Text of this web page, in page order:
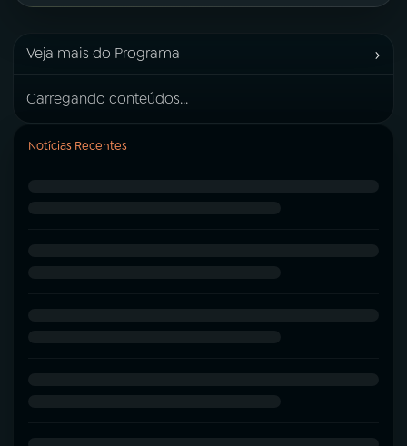
Veja mais do Programa ›
Carregando conteúdos...
Notícias Recentes